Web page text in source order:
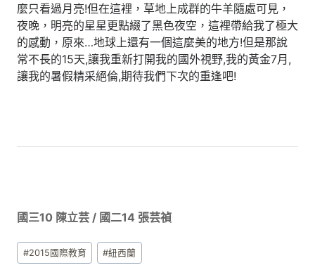
麼只看過月亮!但在這裡，草地上成群的牛羊隨處可見，
夜晚，明亮的星星更點綴了黑色夜空，這裡帶給我了極大
的感動，原來…地球上還有一個這麼美的地方!但是那說
常不長的15天,讓我重新打開我的國外視野,我的黃金7月,
讓我的暑假精采絕倫,期待我們下次的重逢吧!
國三10 陳立芸 / 國二14 張芸禎
Post
Tags:
#2015國際教育 #紐西蘭